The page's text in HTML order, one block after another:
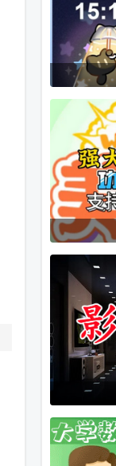
版app
wowwoo哇呜
小手机